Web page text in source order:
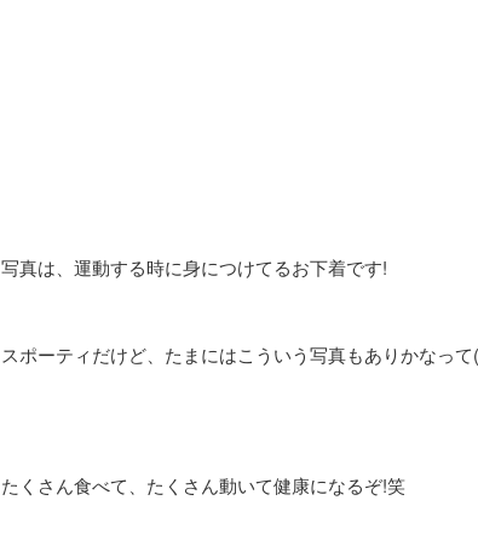
写真は、運動する時に身につけてるお下着です!
スポーティだけど、たまにはこういう写真もありかなって
たくさん食べて、たくさん動いて健康になるぞ!笑